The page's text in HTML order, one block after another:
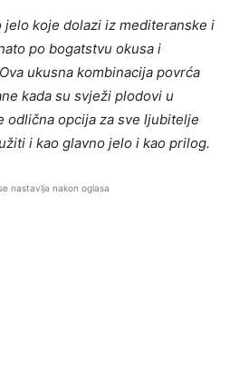
jelo koje dolazi iz mediteranske i
po bogatstvu okusa i
ukusna kombinacija povrća
kada su svježi plodovi u
odlična opcija za sve ljubitelje
i kao glavno jelo i kao prilog.
nastavlja nakon oglasa